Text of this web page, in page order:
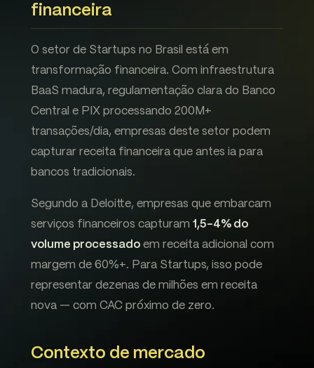
financeira
O setor de Startups no Brasil está em
transformação financeira. Com infraestrutura
BaaS madura, regulamentação clara do Banco
Central e PIX processando 200M+
transações/dia, empresas deste setor podem
capturar receita financeira que antes ia para
bancos tradicionais.
Segundo a Deloitte, empresas que embarcam
serviços financeiros capturam 1,5-4% do
volume processado em receita adicional com
margem de 60%+. Para Startups, isso pode
representar dezenas de milhões em receita
nova — com CAC próximo de zero.
Contexto de mercado